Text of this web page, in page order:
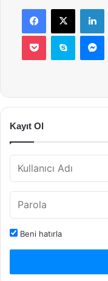
Facebook
X
Pocket Skype
Kayıt Ol
Beni hatırla